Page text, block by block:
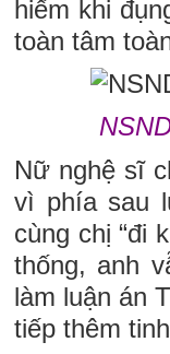
hiếm khi
toàn tâm
Nữ nghệ sĩ
vì phía sau
cùng chị “đi
thống, anh
làm luận án
tiếp thêm